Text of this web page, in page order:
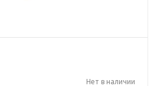
Нет в наличии